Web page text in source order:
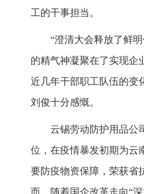
工的干事担当。
“澄清大会释放了鲜
的精气神凝聚在了实现企
近几年干部职工队伍的变
刘俊十分感慨。
云锡劳动防护用品公
位，在疫情暴发初期为云
要防疫物资保障，荣获省
而，随着国企改革走向“